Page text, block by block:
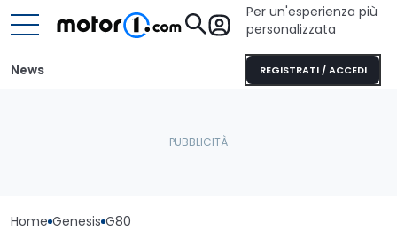
Per un'esperienza più
personalizzata
REGISTRATI / ACCEDI
News
Home Genesis G80